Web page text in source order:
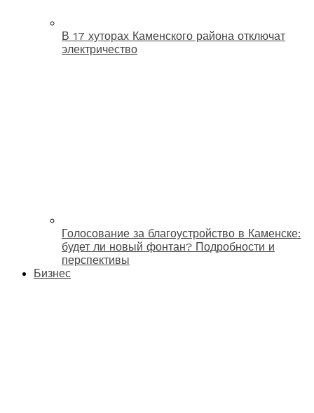
В 17 хуторах Каменского района отключат
электричество
Голосование за благоустройство в Каменске:
будет ли новый фонтан? Подробности и
перспективы
Бизнес